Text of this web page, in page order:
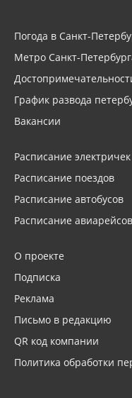
Погода в Санкт-
Метро Санкт-
График развода
Вакансии
Расписание электричек
Расписание поездов
Расписание автобусов
Расписание авиарейсов
О проекте
Подписка
Реклама
Письмо в редакцию
QR код компании
Политика обработки